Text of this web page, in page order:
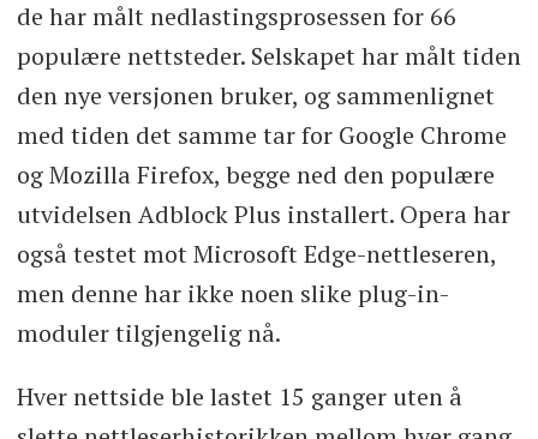
de har målt nedlastingsprosessen for 66
populære nettsteder. Selskapet har målt tiden
den nye versjonen bruker, og sammenlignet
med tiden det samme tar for Google Chrome
og Mozilla Firefox, begge ned den populære
utvidelsen Adblock Plus installert. Opera har
også testet mot Microsoft Edge-nettleseren,
men denne har ikke noen slike plug-in-
moduler tilgjengelig nå.
Hver nettside ble lastet 15 ganger uten å